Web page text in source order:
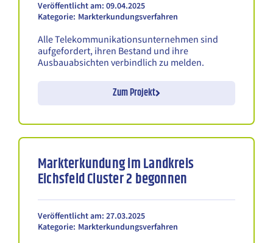
Veröffentlicht am: 09.04.2025
Kategorie: Markterkundungsverfahren
Alle Telekommunikationsunternehmen sind
aufgefordert, ihren Bestand und ihre
Ausbauabsichten verbindlich zu melden.
Zum Projekt
Markterkundung im Landkreis
Eichsfeld Cluster 2 begonnen
Veröffentlicht am: 27.03.2025
Kategorie: Markterkundungsverfahren